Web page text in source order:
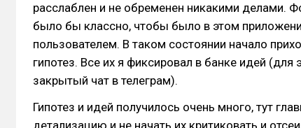
расслаблен и не обременен никакими делами.
было бы классно, чтобы было в этом
пользователем. В таком состоянии начало
гипотез. Все их я фиксировал в банке идей (для
закрытый чат в телеграм).
Гипотез и идей получилось очень много, тут
детализацию и не начать их критиковать и